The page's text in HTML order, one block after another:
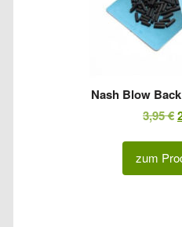
Nash Blow
3,95€
zum